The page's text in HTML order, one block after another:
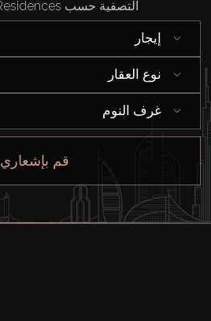
التصفية حسب Concept 7 Residences:
إيجار
نوع العقار
غرف النوم
قم بإشعاري